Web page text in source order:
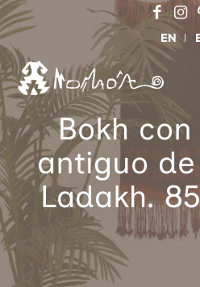
EN
Bokh
antiguo de
Ladakh.